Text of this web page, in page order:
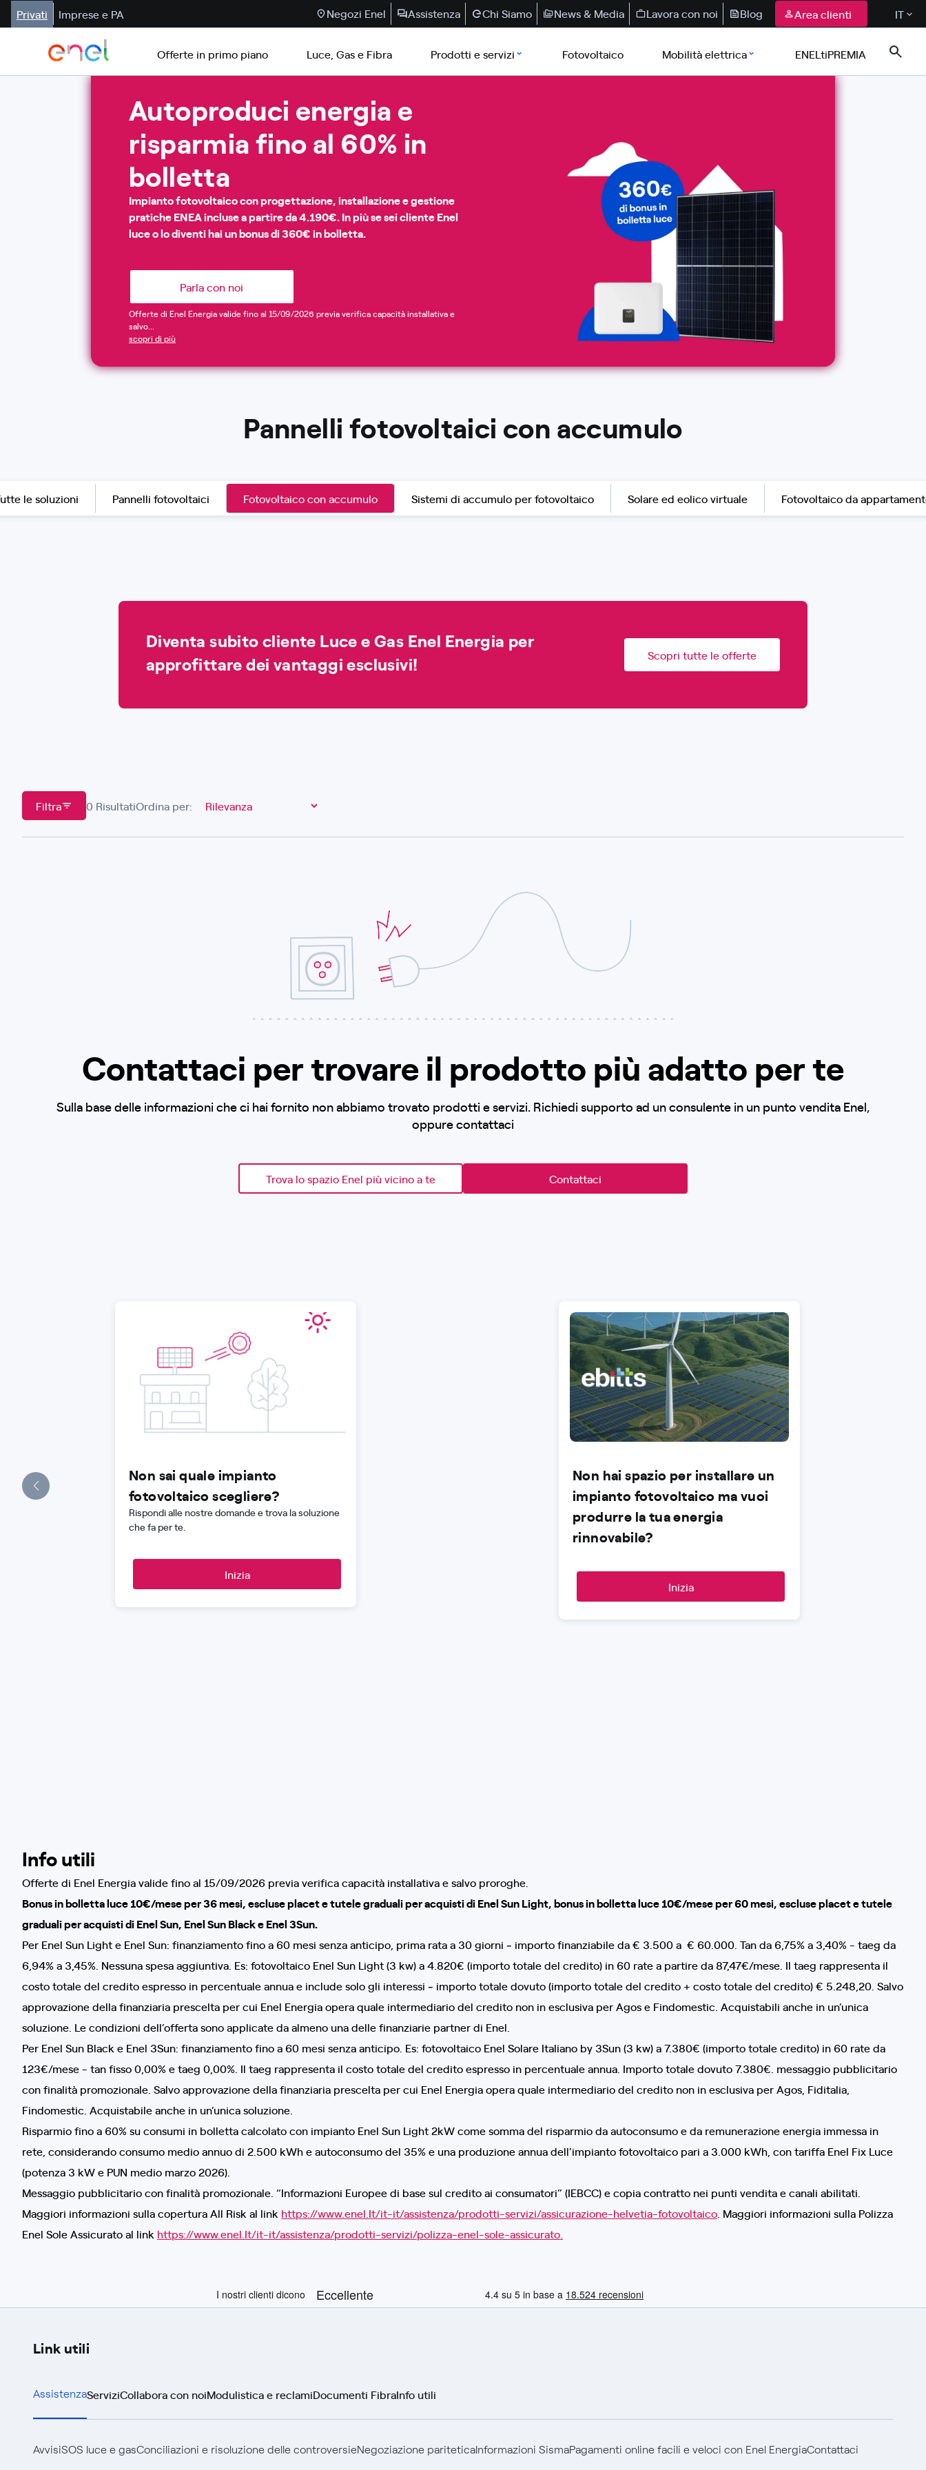
Privati Imprese e PA Negozi Enel Assistenza Chi Siamo News & Media Lavora con noi Blog Area clienti IT
Offerte in primo piano Luce, Gas e Fibra Prodotti e servizi Fotovoltaico Mobilità elettrica ENELtiPREMIA
Autoproduci energia e
risparmia fino al 60% in
bolletta
Impianto fotovoltaico con progettazione, installazione e gestione
pratiche ENEA incluse a partire da 4.190€. In più se sei cliente Enel
luce o lo diventi hai un bonus di 360€ in bolletta.
Parla con noi
Offerte di Enel Energia valide fino al 15/09/2026 previa verifica capacità installativa e
salvo...
scopri di più
Pannelli fotovoltaici con accumulo
le soluzioni Pannelli fotovoltaici Fotovoltaico con accumulo Sistemi di accumulo per fotovoltaico Solare ed eolico virtuale Fotovoltaico da
Diventa subito cliente Luce e Gas Enel Energia per
approfittare dei vantaggi esclusivi!
Scopri tutte le offerte
Filtra 0 RisultatiOrdina per:
Contattaci per trovare il prodotto più adatto per te
Sulla base delle informazioni che ci hai fornito non abbiamo trovato prodotti e servizi. Richiedi supporto ad un consulente in un punto vendita Enel,
oppure contattaci
Trova lo spazio Enel più vicino a te Contattaci
Non sai quale impianto
fotovoltaico scegliere?
Rispondi alle nostre domande e trova la soluzione
che fa per te.
Inizia
Non hai spazio per installare un
impianto fotovoltaico ma vuoi
produrre la tua energia
rinnovabile?
Inizia
Info utili
Offerte di Enel Energia valide fino al 15/09/2026 previa verifica capacità installativa e salvo proroghe.
Bonus in bolletta luce 10€/mese per 36 mesi, escluse placet e tutele graduali per acquisti di Enel Sun Light, bonus in bolletta luce 10€/mese per 60 mesi, escluse placet e tutele
graduali per acquisti di Enel Sun, Enel Sun Black e Enel 3Sun.
Per Enel Sun Light e Enel Sun: finanziamento fino a 60 mesi senza anticipo, prima rata a 30 giorni ‐ importo finanziabile da € 3.500 a € 60.000. Tan da 6,75% a 3,40% - taeg da
6,94% a 3,45%. Nessuna spesa aggiuntiva. Es: fotovoltaico Enel Sun Light (3 kw) a 4.820€ (importo totale del credito) in 60 rate a partire da 87,47€/mese. Il taeg rappresenta il
costo totale del credito espresso in percentuale annua e include solo gli interessi ‐ importo totale dovuto (importo totale del credito + costo totale del credito) € 5.248,20. Salvo
approvazione della finanziaria prescelta per cui Enel Energia opera quale intermediario del credito non in esclusiva per Agos e Findomestic. Acquistabili anche in un’unica
soluzione. Le condizioni dell’offerta sono applicate da almeno una delle finanziarie partner di Enel.
Per Enel Sun Black e Enel 3Sun: finanziamento fino a 60 mesi senza anticipo. Es: fotovoltaico Enel Solare Italiano by 3Sun (3 kw) a 7.380€ (importo totale credito) in 60 rate da
123€/mese - tan fisso 0,00% e taeg 0,00%. Il taeg rappresenta il costo totale del credito espresso in percentuale annua. Importo totale dovuto 7.380€. messaggio pubblicitario
con finalità promozionale. Salvo approvazione della finanziaria prescelta per cui Enel Energia opera quale intermediario del credito non in esclusiva per Agos, Fiditalia,
Findomestic. Acquistabile anche in un’unica soluzione.
Risparmio fino a 60% su consumi in bolletta calcolato con impianto Enel Sun Light 2kW come somma del risparmio da autoconsumo e da remunerazione energia immessa in
rete, considerando consumo medio annuo di 2.500 kWh e autoconsumo del 35% e una produzione annua dell’impianto fotovoltaico pari a 3.000 kWh, con tariffa Enel Fix Luce
(potenza 3 kW e PUN medio marzo 2026).
Messaggio pubblicitario con finalità promozionale. “Informazioni Europee di base sul credito ai consumatori” (IEBCC) e copia contratto nei punti vendita e canali abilitati.
Maggiori informazioni sulla copertura All Risk al link https://www.enel.It/it-it/assistenza/prodotti-servizi/assicurazione-helvetia-fotovoltaico . Maggiori informazioni sulla Polizza
Enel Sole Assicurato al link https://www.enel.It/it-it/assistenza/prodotti-servizi/polizza-enel-sole-assicurato.
Link utili
AssistenzaServiziCollabora con noiModulistica e reclamiDocumenti FibraInfo utili
AvvisiSOS luce e gasConciliazioni e risoluzione delle controversieNegoziazione pariteticaInformazioni SismaPagamenti online facili e veloci con Enel EnergiaContattaci